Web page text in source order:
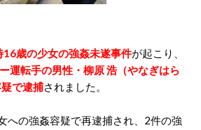
16歳の少女の強姦未遂事件が起こり、
運転手の男性・柳原 浩（やなぎはら
で逮捕されました。
への強姦容疑で再逮捕され、2件の強